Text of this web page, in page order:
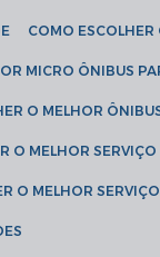
COMO
MICRO ÔNIBUS
O MELHOR
O MELHOR
O MELHOR